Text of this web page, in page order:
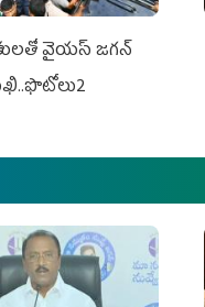
వైయ‌స్ జ‌గ‌న్